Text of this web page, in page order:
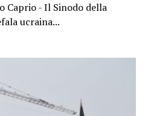
Caprio - Il Sinodo della
ucraina...